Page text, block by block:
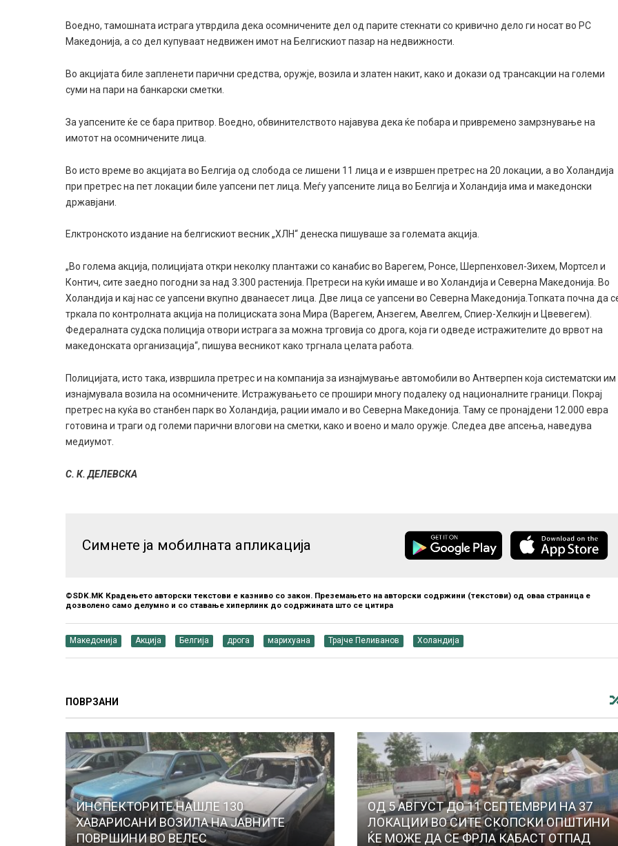
Воедно, тамошната истрага утврдила дека осомничените дел од парите стекнати со кривично дело ги носат во РС
Македонија, а со дел купуваат недвижен имот на Белгискиот пазар на недвижности.
Во акцијата биле запленети парични средства, оружје, возила и златен накит, како и докази од трансакции на големи
суми на пари на банкарски сметки.
За уапсените ќе се бара притвор. Воедно, обвинителството најавува дека ќе побара и привремено замрзнување на
имотот на осомничените лица.
Во исто време во акцијата во Белгија од слобода се лишени 11 лица и е извршен претрес на 20 локации, а во Холандија
при претрес на пет локации биле уапсени пет лица. Меѓу уапсените лица во Белгија и Холандија има и македонски
државјани.
Елктронското издание на белгискиот весник „ХЛН“ денеска пишуваше за големата акција.
„Во голема акција, полицијата откри неколку плантажи со канабис во Варегем, Ронсе, Шерпенховел-Зихем, Мортсел и
Контич, сите заедно погодни за над 3.300 растенија. Претреси на куќи имаше и во Холандија и Северна Македонија. Во
Холандија и кај нас се уапсени вкупно дванаесет лица. Две лица се уапсени во Северна Македонија.Топката почна да
тркала по контролната акција на полициската зона Мира (Варегем, Анзегем, Авелгем, Спиер-Хелкијн и Цвевегем).
Федералната судска полиција отвори истрага за можна трговија со дрога, која ги одведе истражителите до врвот на
македонската организација“, пишува весникот како тргнала целата работа.
Полицијата, исто така, извршила претрес и на компанија за изнајмување автомобили во Антверпен која систематски им
изнајмувала возила на осомничените. Истражувањето се прошири многу подалеку од националните граници. Покрај
претрес на куќа во станбен парк во Холандија, рации имало и во Северна Македонија. Таму се пронајдени 12.000 евра
готовина и траги од големи парични влогови на сметки, како и воено и мало оружје. Следеа две апсења, наведува
медиумот.
С. К. ДЕЛЕВСКА
Симнете ја мобилната апликација
©SDK.MK Крадењето авторски текстови е казниво со закон. Преземањето на авторски содржини (текстови) од оваа страница е
дозволено само делумно и со ставање хиперлинк до содржината што се цитира
Македонија Акција Белгија дрога марихуана Трајче Пеливанов Холандија
ПОВРЗАНИ
ИНСПЕКТОРИТЕ НАШЛЕ 130
ХАВАРИСАНИ ВОЗИЛА НА ЈАВНИТЕ
ПОВРШИНИ ВО ВЕЛЕС
ОД 5 АВГУСТ ДО 11 СЕПТЕМВРИ НА 37
ЛОКАЦИИ ВО СИТЕ СКОПСКИ ОПШТИНИ
ЌЕ МОЖЕ ДА СЕ ФРЛА КАБАСТ ОТПАД